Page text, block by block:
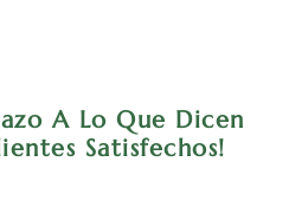
A Lo Que Dicen
Satisfechos!